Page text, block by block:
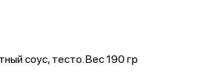
соус, тесто. Вес 190 гр